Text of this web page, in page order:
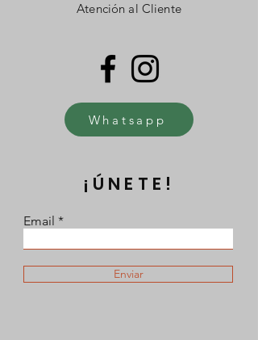
Atención al Cliente
Whatsapp
¡ÚNETE!
Email
Enviar